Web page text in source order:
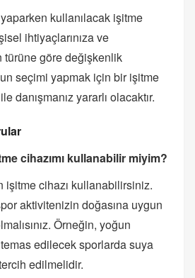
kullanılacak işitme
ihtiyaçlarınıza ve
türüne göre değişkenlik
seçimi yapmak için bir işitme
danışmanız yararlı olacaktır.
cihazımı kullanabilir miyim?
işitme cihazı kullanabilirsiniz.
aktivitenizin doğasına uygun
Örneğin, yoğun
edilecek sporlarda suya
edilmelidir.